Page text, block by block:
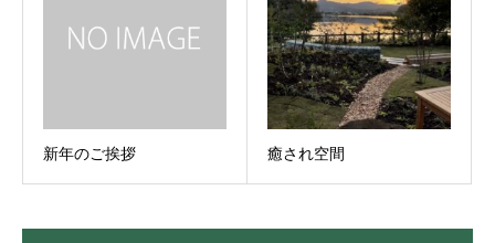
新年のご挨拶 癒され空間